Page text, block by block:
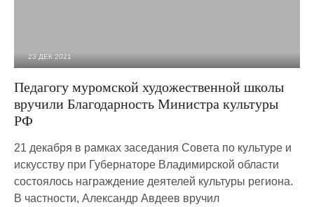
23 ДЕК 2021
Педагогу муромской художественной школы
вручили Благодарность Министра культуры
РФ
21 декабря в рамках заседания Совета по культуре и
искусству при Губернаторе Владимирской области
состоялось награждение деятелей культуры региона.
В частности, Александр Авдеев вручил